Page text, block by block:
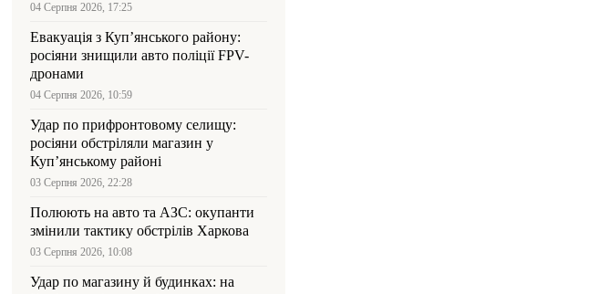
04 Серпня 2026, 17:25
Евакуація з Куп’янського району:
росіяни знищили авто поліції FPV-
дронами
04 Серпня 2026, 10:59
Удар по прифронтовому селищу:
росіяни обстріляли магазин у
Куп’янському районі
03 Серпня 2026, 22:28
Полюють на авто та АЗС: окупанти
змінили тактику обстрілів Харкова
03 Серпня 2026, 10:08
Удар по магазину й будинках: на